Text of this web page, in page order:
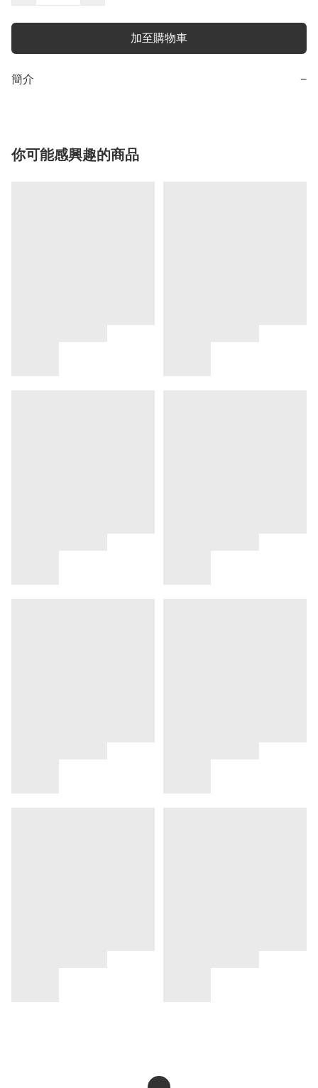
加至購物車
簡介 −
你可能感興趣的商品